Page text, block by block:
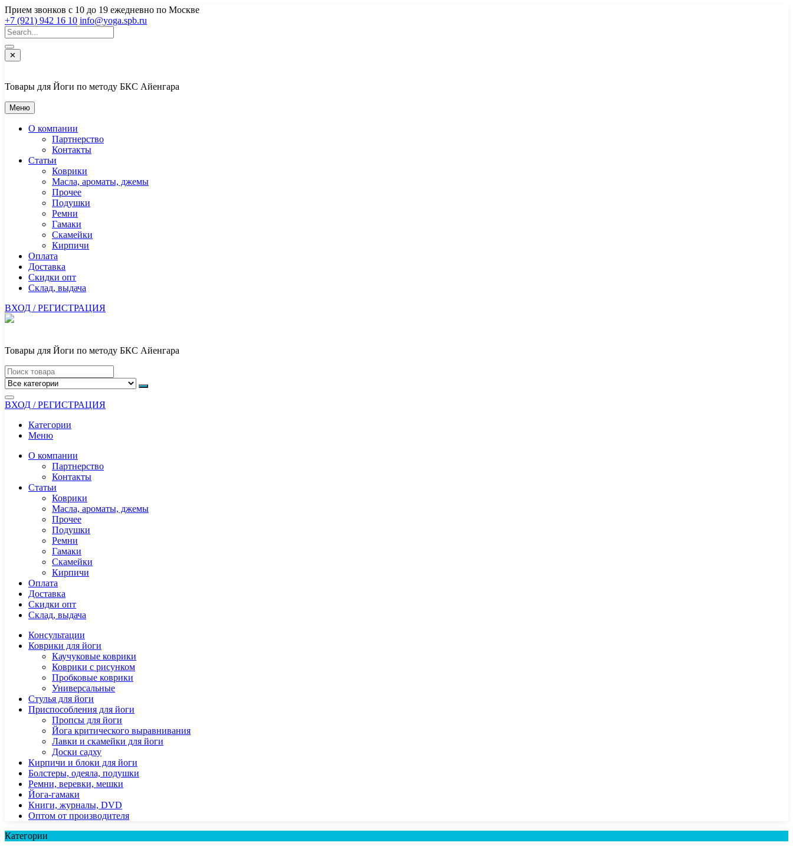
Перейти
к
содержимому
Прием звонков с 10 до 19 ежедневно по Москве
+7 (921) 942 16 10 info@yoga.spb.ru
✕
Товары для Йоги по методу БКС Айенгара
Меню
О компании
Партнерство
Контакты
Статьи
Коврики
Масла, ароматы, джемы
Прочее
Подушки
Ремни
Гамаки
Скамейки
Кирпичи
Оплата
Доставка
Скидки опт
Склад, выдача
ВХОД / РЕГИСТРАЦИЯ
Товары для Йоги по методу БКС Айенгара
ВХОД / РЕГИСТРАЦИЯ
Категории
Меню
О компании
Партнерство
Контакты
Статьи
Коврики
Масла, ароматы, джемы
Прочее
Подушки
Ремни
Гамаки
Скамейки
Кирпичи
Оплата
Доставка
Скидки опт
Склад, выдача
Консультации
Коврики для йоги
Каучуковые коврики
Коврики с рисунком
Пробковые коврики
Универсальные
Стулья для йоги
Приспособления для йоги
Пропсы для йоги
Йога критического выравнивания
Лавки и скамейки для йоги
Доски садху
Кирпичи и блоки для йоги
Болстеры, одеяла, подушки
Ремни, веревки, мешки
Йога-гамаки
Книги, журналы, DVD
Оптом от производителя
Категории